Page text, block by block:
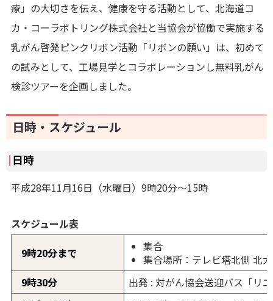
療」の大切さを伝え、健康を守る活動として、北海道コ
カ・コーラボトリング株式会社と当協会が協働で実施する
乳がん啓発ピンクリボン活動「リボンの願い」は、初めて
の試みとして、工場見学とコラボレーションし無料乳がん
検診ツアーを企画しました。
日時・スケジュール
日時
平成28年11月16日（水曜日）9時20分～15時
スケジュール表
9時20分まで
集合
集合場所：テレビ塔北側 北
9時30分
出発 : 対がん協会送迎バス「リ